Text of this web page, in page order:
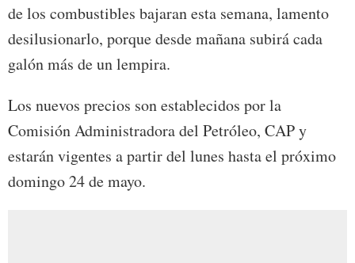
de los combustibles bajaran esta semana, lamento
desilusionarlo, porque desde mañana subirá cada
galón más de un lempira.
Los nuevos precios son establecidos por la
Comisión Administradora del Petróleo, CAP y
estarán vigentes a partir del lunes hasta el próximo
domingo 24 de mayo.